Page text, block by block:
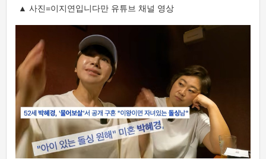
▲ 사진=이지연입니다만 유튜브 채널 영상